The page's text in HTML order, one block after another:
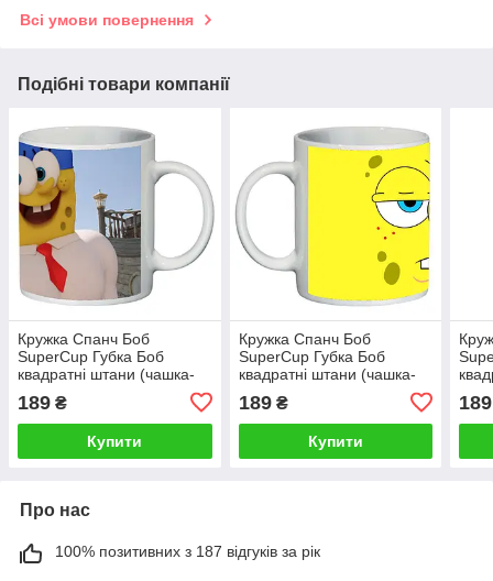
Всі умови повернення
Подібні товари компанії
Кружка Спанч Боб
SuperCup Губка Боб
квадратні штани (чашка-
189 ₴
Купити
Кружка Спанч Боб
SuperCup Губка Боб
квадратні штани (чашка-
189₴
Купити
189
Про нас
100% позитивних з 187 відгуків за рік